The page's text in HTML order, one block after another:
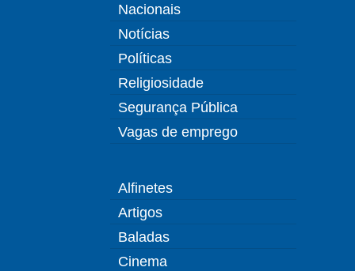
Nacionais
Notícias
Políticas
Religiosidade
Segurança Pública
Vagas de emprego
Alfinetes
Artigos
Baladas
Cinema